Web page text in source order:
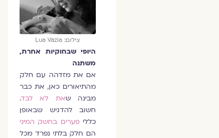
צילום: Lua Vazia
היופי שבחוקיות אחרת,
משתנה
אם את מזדהה עם חלק
מהתיאורים כאן, את כבר
מבינה שאת לא לבד.
חשוב להדגיש שבאופן
כלליפערים בחשק המיני
הם חלק בלתי נפרד מכל